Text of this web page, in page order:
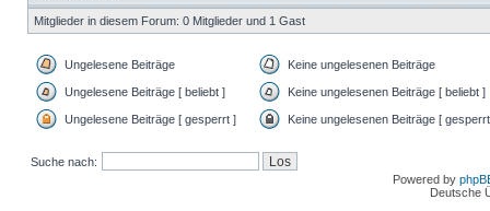
Mitglieder in diesem Forum: 0 Mitglieder und 1 Gast
Ungelesene Beiträge Keine ungelesenen Beiträge
Ungelesene Beiträge [ beliebt ] Keine ungelesenen Beiträge [ beliebt ]
Ungelesene Beiträge [ gesperrt ] Keine ungelesenen Beiträge [
Suche nach:
Powered by
Deutsche